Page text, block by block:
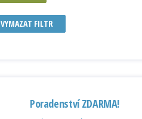
VYMAZAT FILTR
Poradenství ZDARMA!